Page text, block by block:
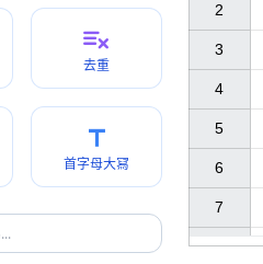
去重
首字母大冩
2
3
4
5
6
7